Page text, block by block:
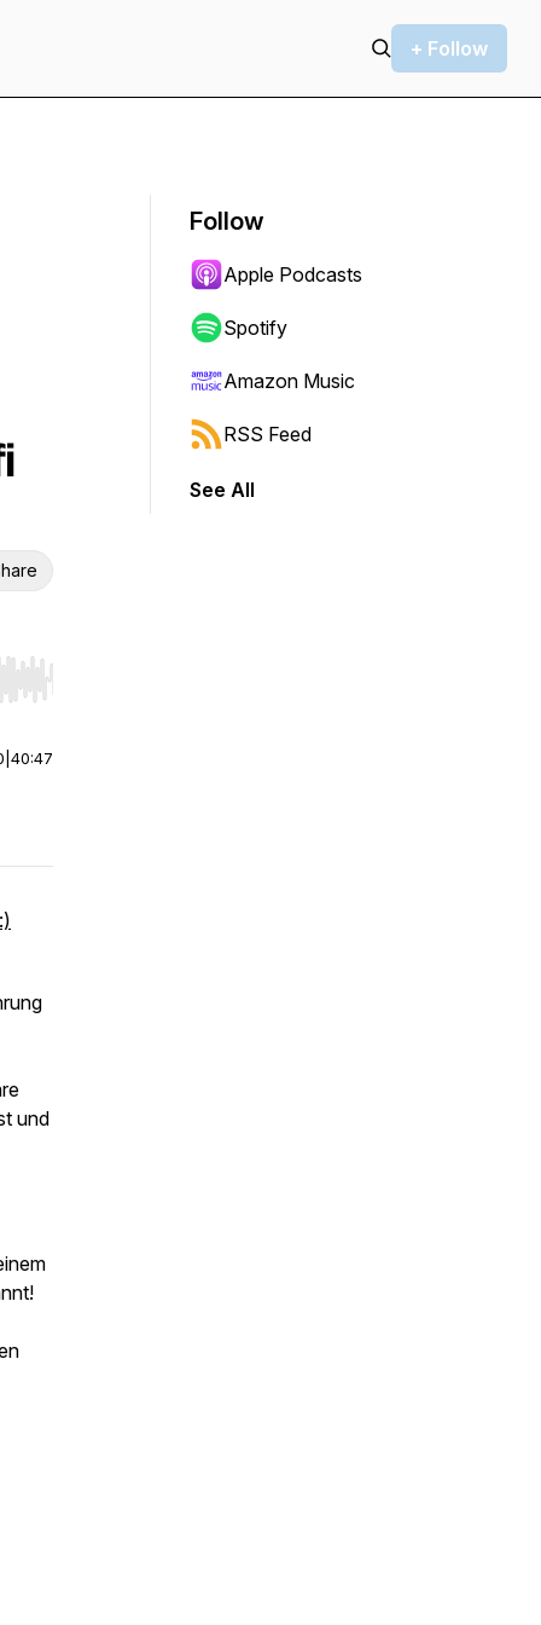
+ Follow
Hold shift to jump forward or backward.
40:47
und
Follow
Apple Podcasts
Spotify
Amazon Music
RSS Feed
See All